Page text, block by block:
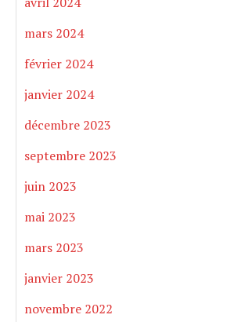
mars 2024
février 2024
janvier 2024
décembre 2023
septembre 2023
juin 2023
mai 2023
mars 2023
janvier 2023
novembre 2022